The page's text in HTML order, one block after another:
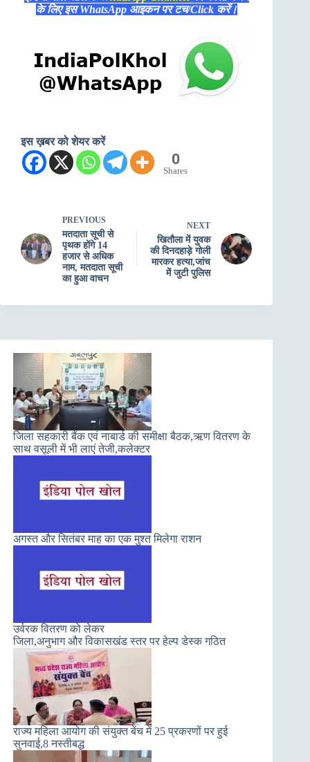
के लिए इस WhatsApp आइकन पर टच/Click करें।
इस ख़बर को शेयर करें
0
Shares
PREVIOUS
मतदाता सूची से
पृथक होंगे 14
हजार से अधिक
नाम, मतदाता सूची
का हुआ वाचन
NEXT
खितौला में युवक
की दिनदहाड़े गोली
मारकर हत्या,जांच
में जुटी पुलिस
जिला सहकारी बैंक एवं नाबार्ड की समीक्षा बैठक,ऋण वितरण के
साथ वसूली में भी लाएं तेजी,कलेक्टर
अगस्त और सितंबर माह का एक मुश्त मिलेगा राशन
उर्वरक वितरण को लेकर
जिला,अनुभाग और विकासखंड स्तर पर हेल्प डेस्क गठित
राज्य महिला आयोग की संयुक्त बेंच में 25 प्रकरणों पर हुई
सुनवाई,8 नस्तीबद्ध